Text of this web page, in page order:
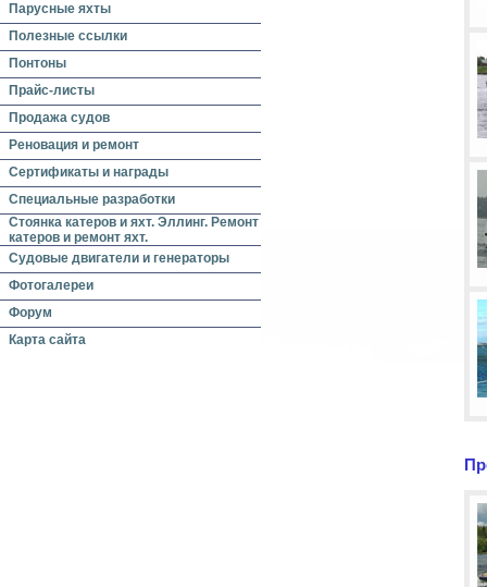
Парусные яхты
Полезные ссылки
Понтоны
Прайс-листы
Продажа судов
Реновация и ремонт
Сертификаты и награды
Специальные разработки
Стоянка катеров и яхт. Эллинг. Ремонт
катеров и ремонт яхт.
Судовые двигатели и генераторы
Фотогалереи
Форум
Карта сайта